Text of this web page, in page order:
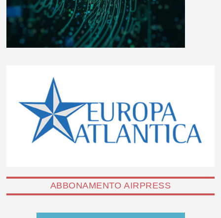
ABBONAMENTO AIRPRESS